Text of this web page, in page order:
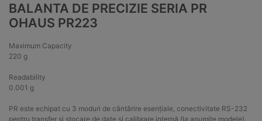
BALANTA DE PRECIZIE SERIA PR
OHAUS PR223
Maximum Capacity
220 g
Readability
0.001 g
PR este echipat cu 3 moduri de cântărire esențiale, conectivitate RS-232
pentru transfer și stocare de date și calibrare internă (la anumite modele),